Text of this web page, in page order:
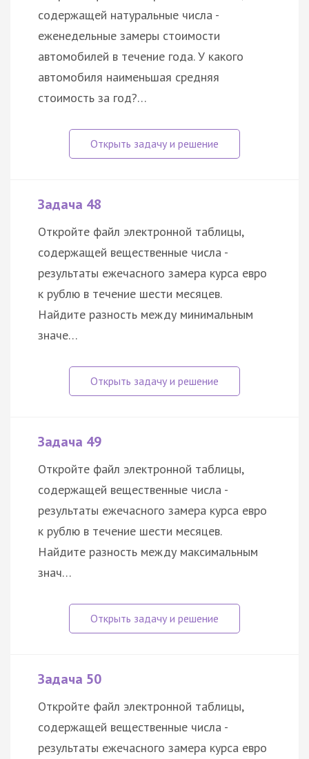
содержащей натуральные числа -
еженедельные замеры стоимости
автомобилей в течение года. У какого
автомобиля наименьшая средняя
стоимость за год?…
Задача 48
Откройте файл электронной таблицы,
содержащей вещественные числа -
результаты ежечасного замера курса евро
к рублю в течение шести месяцев.
Найдите разность между минимальным
значе…
Задача 49
Откройте файл электронной таблицы,
содержащей вещественные числа -
результаты ежечасного замера курса евро
к рублю в течение шести месяцев.
Найдите разность между максимальным
знач…
Задача 50
Откройте файл электронной таблицы,
содержащей вещественные числа -
результаты ежечасного замера курса евро